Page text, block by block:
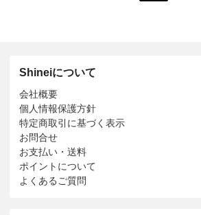
Shineiについて
会社概要
個人情報保護方針
特定商取引に基づく表示
お問合せ
お支払い・送料
ポイントについて
よくあるご質問